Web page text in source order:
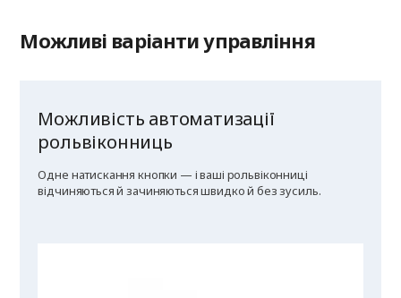
Можливі варіанти управління
Можливість автоматизації
рольвіконниць
Одне натискання кнопки — і ваші рольвіконниці
відчиняються й зачиняються швидко й без зусиль.